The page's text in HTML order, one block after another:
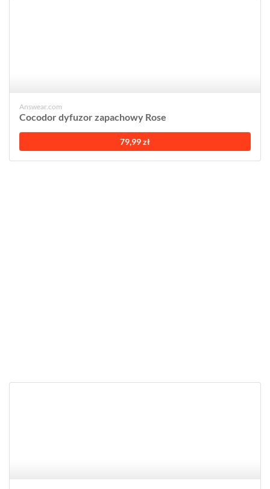
Answear.com
Cocodor dyfuzor zapachowy Rose
79,99 zł